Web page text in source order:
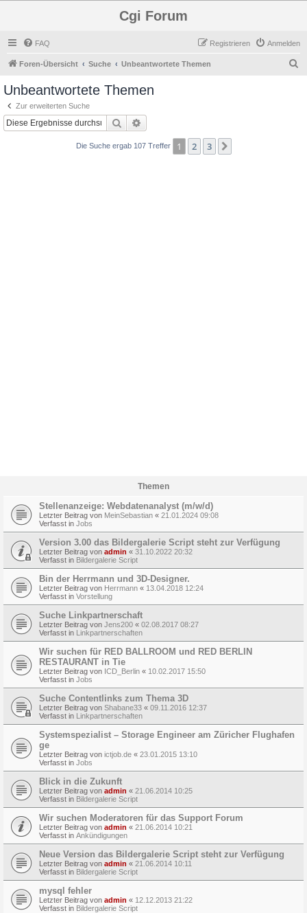
Cgi Forum
FAQ Anmelden
Registrieren
Foren-Übersicht Suche Unbeantwortete Themen
Unbeantwortete Themen
Zur erweiterten Suche
Suche
Die Suche ergab 107 Treffer 1 2 3
Themen
Stellenanzeige: Webdatenanalyst (m/w/d)
Letzter Beitrag von MeinSebastian « 21.01.2024 09:08
Verfasst in Jobs
Version 3.00 das Bildergalerie Script steht zur Verfügung
Letzter Beitrag von admin « 31.10.2022 20:32
Verfasst in Bildergalerie Script
Bin der Herrmann und 3D-Designer.
Letzter Beitrag von Herrmann « 13.04.2018 12:24
Verfasst in Vorstellung
Suche Linkpartnerschaft
Letzter Beitrag von Jens200 « 02.08.2017 08:27
Verfasst in Linkpartnerschaften
Wir suchen für RED BALLROOM und RED BERLIN
RESTAURANT in Tie
Letzter Beitrag von ICD_Berlin « 10.02.2017 15:50
Verfasst in Jobs
Suche Contentlinks zum Thema 3D
Letzter Beitrag von Shabane33 « 09.11.2016 12:37
Verfasst in Linkpartnerschaften
Systemspezialist – Storage Engineer am Züricher Flughafen
ge
Letzter Beitrag von ictjob.de « 23.01.2015 13:10
Verfasst in Jobs
Blick in die Zukunft
Letzter Beitrag von admin « 21.06.2014 10:25
Verfasst in Bildergalerie Script
Wir suchen Moderatoren für das Support Forum
Letzter Beitrag von admin « 21.06.2014 10:21
Verfasst in Ankündigungen
Neue Version das Bildergalerie Script steht zur Verfügung
Letzter Beitrag von admin « 21.06.2014 10:11
Verfasst in Bildergalerie Script
mysql fehler
Letzter Beitrag von admin « 12.12.2013 21:22
Verfasst in Bildergalerie Script